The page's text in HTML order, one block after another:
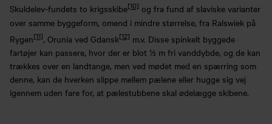
Skuldelev-fundets to krigsskibe[10] og fra fund af slaviske varianter
over samme byggeform, omend i mindre størrelse, fra Ralswiek på
Rygen[11], Orunia ved Gdansk[12] m.v. Disse spinkelt byggede
fartøjer kan passere, hvor der er blot ½ m fri vanddybde, og de kan
trækkes over en landtange, men ved mødet med en spærring som
denne, kan de hverken slippe mellem pælene eller hugge sig vej
igennem uden fare for, at pælestubbene skal ødelægge skibene.